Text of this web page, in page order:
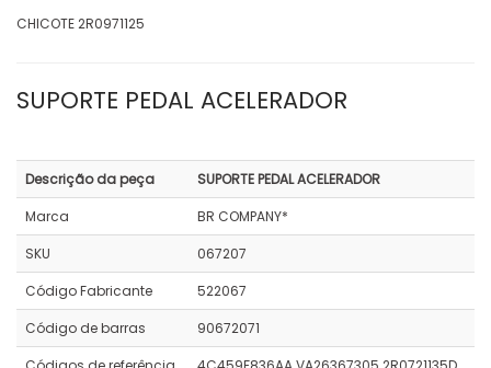
CHICOTE 2R0971125
SUPORTE PEDAL ACELERADOR
Descrição da peça
SUPORTE PEDAL ACELERADOR
Marca
BR COMPANY*
SKU
067207
Código Fabricante
522067
Código de barras
90672071